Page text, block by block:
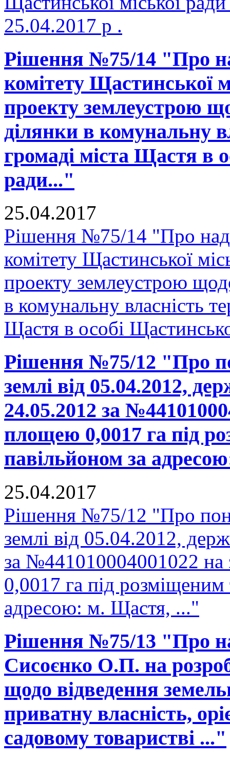
25.04.2017 р .
Рішення №75/14 "Про
комітету Щастинської
проекту землеустрою
ділянки в комунальну
громаді міста Щастя в
ради..."
25.04.2017
Рішення №75/14 "Про
комітету Щастинської
проекту землеустрою
в комунальну власність
Щастя в особі
Рішення №75/12 "Про
землі від 05.04.2012,
24.05.2012 за
площею 0,0017 га під
павільйоном за
25.04.2017
Рішення №75/12 "Про
землі від 05.04.2012,
за №441010004001022 на
0,0017 га під
адресою: м. Щастя, ..."
Рішення №75/13 "Про
Сисоєнко О.П. на
щодо відведення
приватну власність,
садовому товаристві ..."